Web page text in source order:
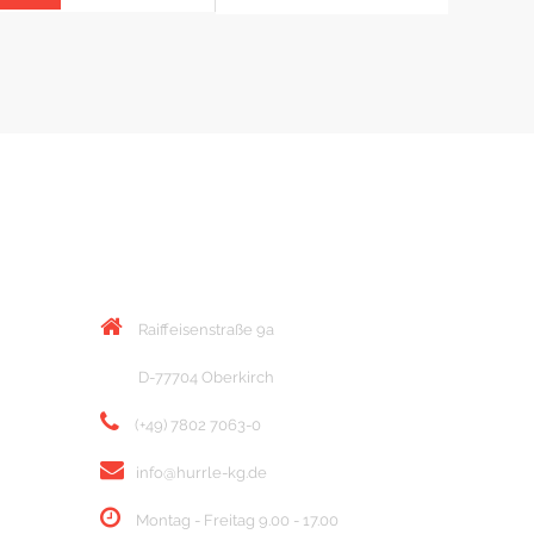
Raiffeisenstraße 9a
D-77704 Oberkirch
(+49) 7802 7063-0
info@hurrle-kg.de
Montag - Freitag 9.00 - 17.00